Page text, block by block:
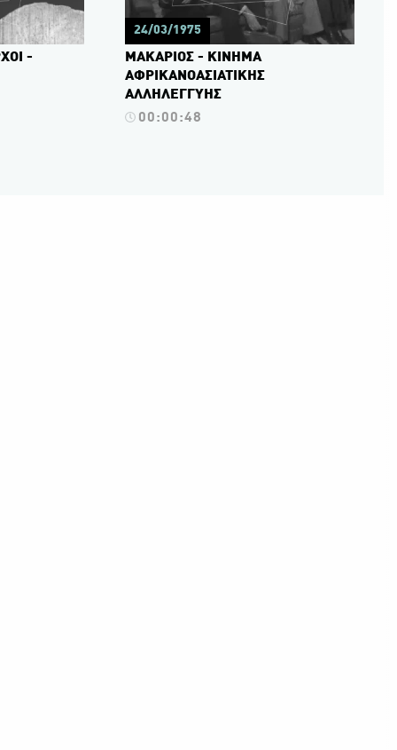
-
24/03/1975
ΜΑΚΑΡΙΟΣ - ΚΙΝΗΜΑ
ΑΦΡΙΚΑΝΟΑΣΙΑΤΙΚΗΣ
ΑΛΛΗΛΕΓΓΥΗΣ
00:00:48